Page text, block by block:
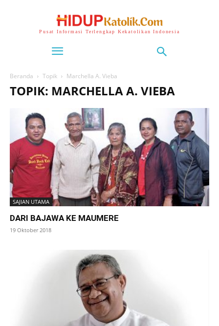
Pusat Informasi Terlengkap Kekatolikan Indonesia
Beranda Topik Marchella A. Vieba
TOPIK: MARCHELLA A. VIEBA
SAJIAN UTAMA
DARI BAJAWA KE MAUMERE
19 Oktober 2018